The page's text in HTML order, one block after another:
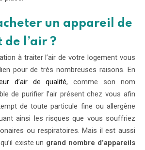
un appareil de
l’air ?
à traiter l’air de votre logement vous
pour de très nombreuses raisons. En
d’air de qualité, comme son nom
de purifier l’air présent chez vous afin
de toute particule fine ou allergène
ainsi les risques que vous souffriez
ou respiratoires. Mais il est aussi
existe un grand nombre d’appareils